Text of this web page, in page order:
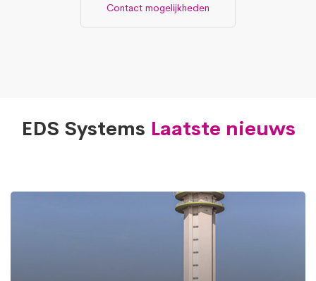
Contact mogelijkheden
EDS Systems Laatste nieuws